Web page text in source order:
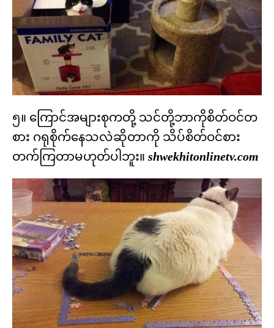
၅။ ကြောင်အများစုကတို့ သင်တို့ဘာကိုစိတ်ဝင်တ
စား ဂရုစိုက်နေသလဲဆိုတာကို သိပ်စိတ်ဝင်စား
တက်ကြတာမဟုတ်ပါဘူး။ shwekhitonlinetv.com